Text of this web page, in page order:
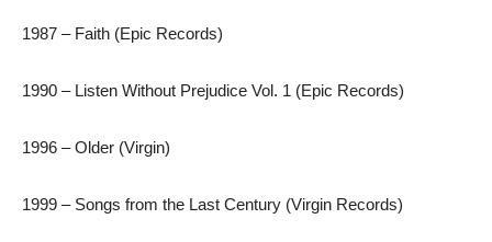
1987 – Faith (Epic Records)
1990 – Listen Without Prejudice Vol. 1 (Epic Records)
1996 – Older (Virgin)
1999 – Songs from the Last Century (Virgin Records)